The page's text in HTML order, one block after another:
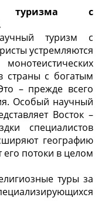
туризма с
туризм с
устремляются
страны с богатым
– прежде всего
Особый научный
Восток –
специалистов
географию
его потоки в целом
туры за